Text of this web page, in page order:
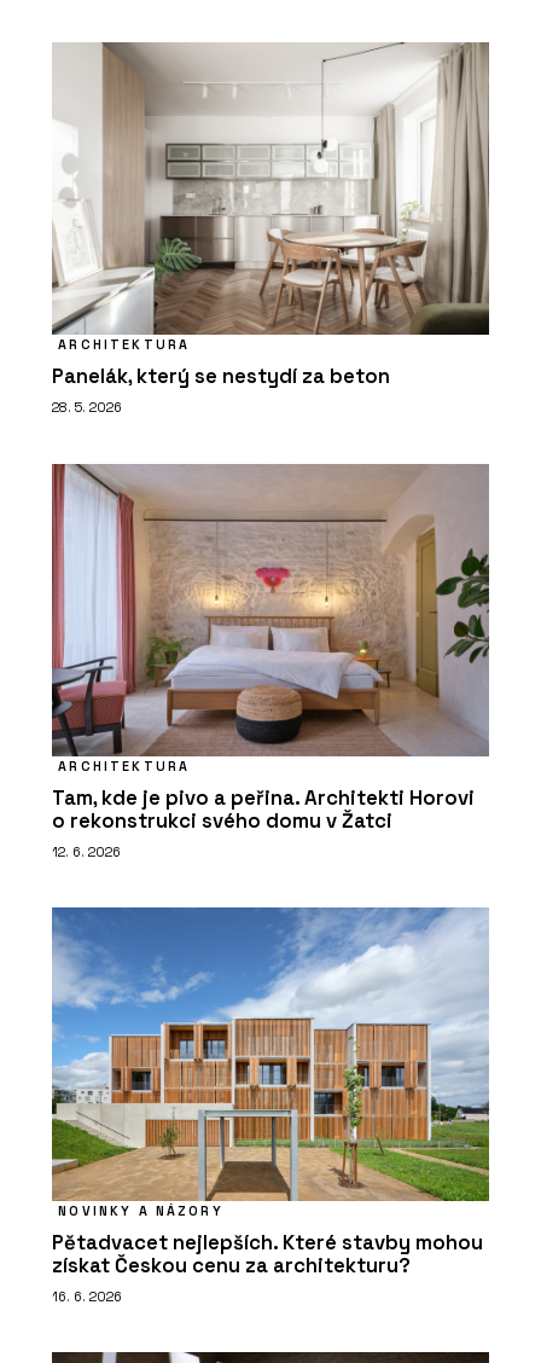
ARCHITEKTURA
Panelák, který se nestydí za beton
28. 5. 2026
ARCHITEKTURA
Tam, kde je pivo a peřina. Architekti Horovi
o rekonstrukci svého domu v Žatci
12. 6. 2026
NOVINKY A NÁZORY
Pětadvacet nejlepších. Které stavby mohou
získat Českou cenu za architekturu?
16. 6. 2026